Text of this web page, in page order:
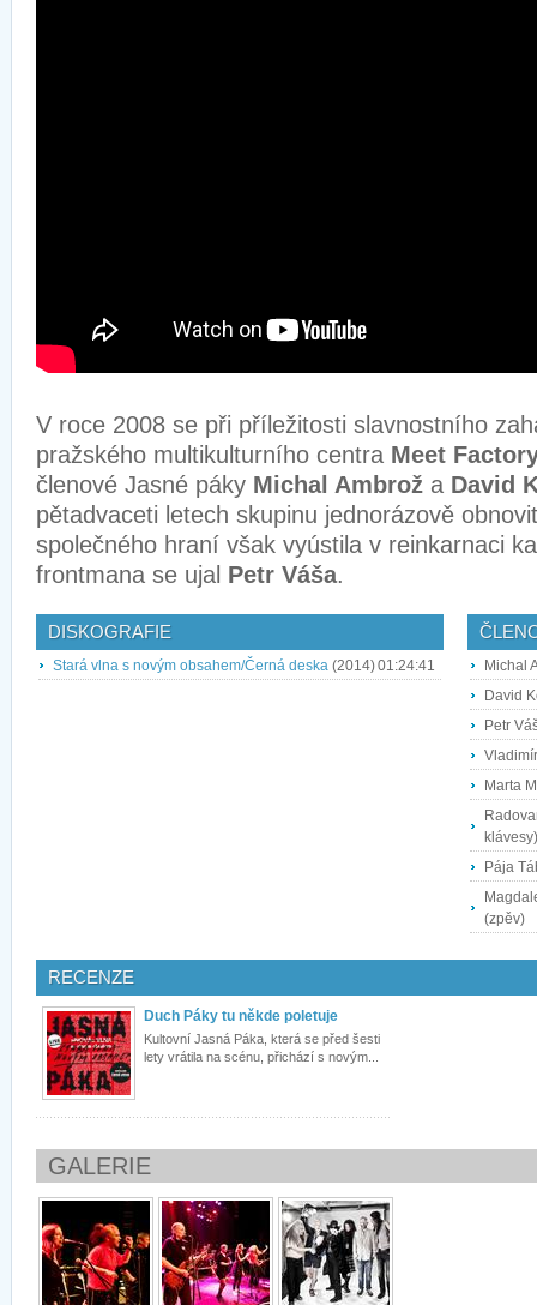
V roce 2008 se při příležitosti slavnostního
pražského multikulturního centra Meet
členové Jasné páky Michal Ambrož a David
pětadvaceti letech skupinu jednorázově
společného hraní však vyústila v reinkarnaci
frontmana se ujal Petr Váša.
DISKOGRAFIE
Stará vlna s novým obsahem/Černá deska (2014)01:24:41
Michal
David
Petr
Marta
klávesy)
Pája
(zpěv)
RECENZE
Duch Páky tu někde poletuje
Kultovní Jasná Páka, která se před šesti
lety vrátila na scénu, přichází s novým...
GALERIE